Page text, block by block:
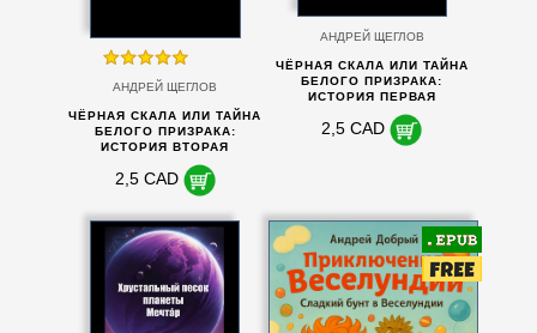
АНДРЕЙ ЩЕГЛОВ
ЧЁРНАЯ СКАЛА ИЛИ ТАЙНА
БЕЛОГО ПРИЗРАКА:
ИСТОРИЯ ВТОРАЯ
2,5 CAD
АНДРЕЙ ЩЕГЛОВ
ЧЁРНАЯ СКАЛА ИЛИ ТАЙНА
БЕЛОГО ПРИЗРАКА:
ИСТОРИЯ ПЕРВАЯ
2,5 CAD